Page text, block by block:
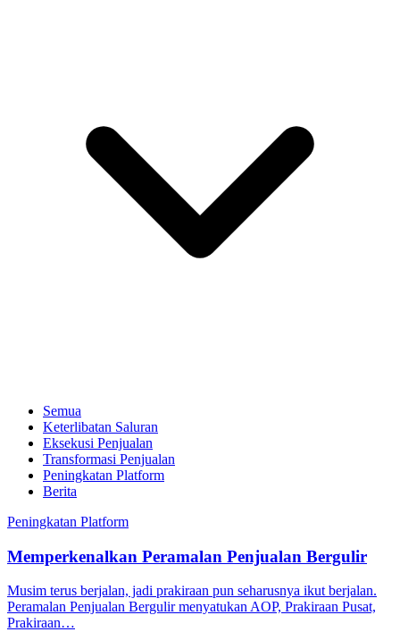
Semua
Keterlibatan Saluran
Eksekusi Penjualan
Transformasi Penjualan
Peningkatan Platform
Berita
Peningkatan Platform
Memperkenalkan Peramalan Penjualan Bergulir
Musim terus berjalan, jadi prakiraan pun seharusnya ikut berjalan.
Peramalan Penjualan Bergulir menyatukan AOP, Prakiraan Pusat,
Prakiraan…